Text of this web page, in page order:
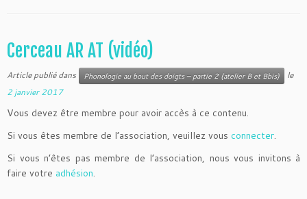
Cerceau AR AT (vidéo)
Article publié dans Phonologie au bout des doigts – partie 2 (atelier B et Bbis)
le
2 janvier 2017
Vous devez être membre pour avoir accès à ce contenu.
Si vous êtes membre de l’association, veuillez vous connecter.
Si vous n’êtes pas membre de l’association, nous vous invitons à
faire votre adhésion.